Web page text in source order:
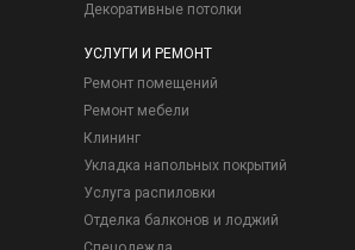
Декоративные потолки
УСЛУГИ И РЕМОНТ
Ремонт помещений
Ремонт мебели
Клининг
Укладка напольных покрытий
Услуга распиловки
Отделка балконов и лоджий